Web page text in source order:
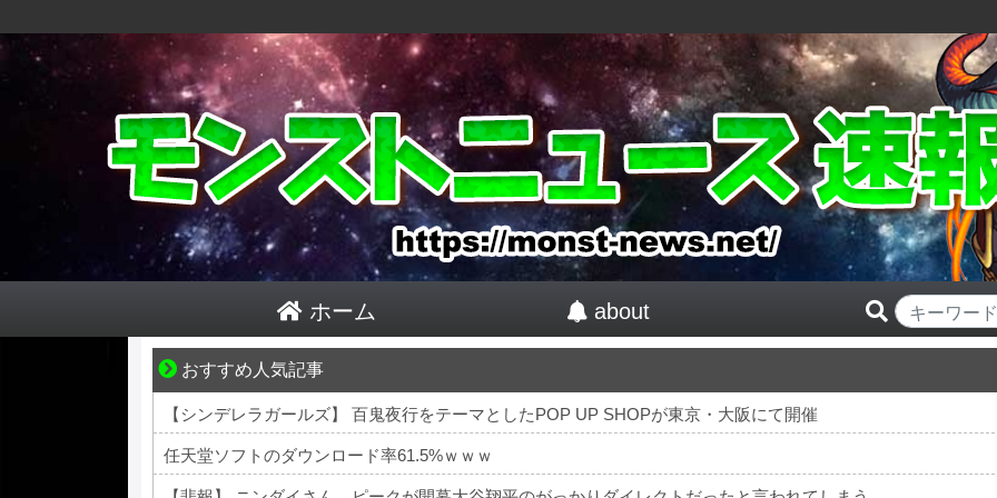
ホーム about
おすすめ人気記事
悩んでいるのは私だけ？夫との距離
【シンデレラガールズ】 百鬼夜行をテーマとしたPOP UP SHOPが東京・大阪にて開催
任天堂ソフトのダウンロード率61.5%ｗｗｗ